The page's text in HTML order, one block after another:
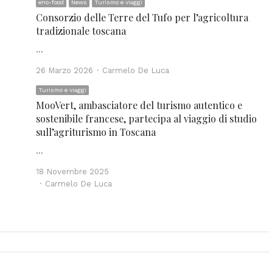
eno-food News Turismo e viaggi
Consorzio delle Terre del Tufo per l’agricoltura
tradizionale toscana
…
26 Marzo 2026 Author
Carmelo De Luca
Turismo e viaggi
MooVert, ambasciatore del turismo autentico e
sostenibile francese, partecipa al viaggio di studio
sull’agriturismo in Toscana
…
18 Novembre 2025
Author
Carmelo De Luca